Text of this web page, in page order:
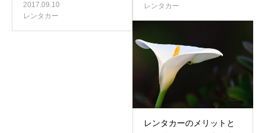
2017.09.10
レンタカー
レンタカー
レンタカーのメリットと